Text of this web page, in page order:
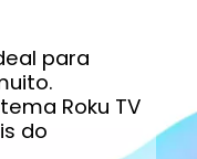
para
Roku TV
do